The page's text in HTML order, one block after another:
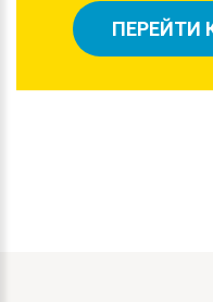
ПЕРЕЙТИ